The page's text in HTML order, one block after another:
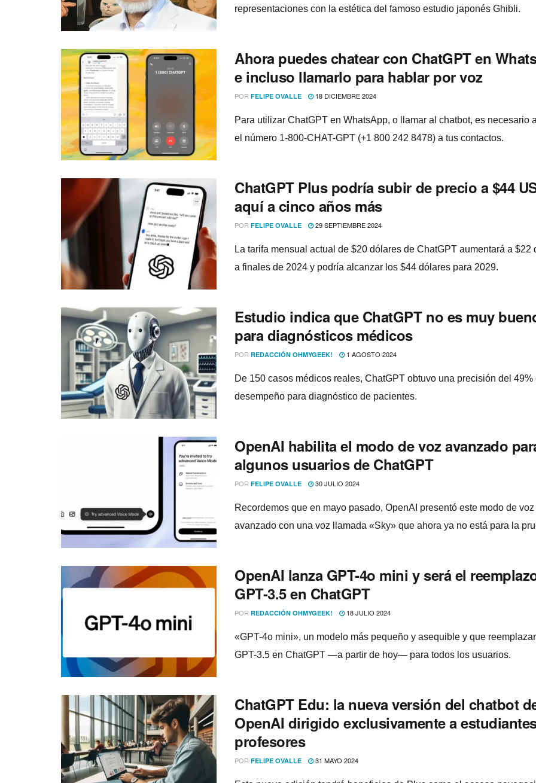
representaciones con la estética del famoso estudio japonés Ghibli.
Ahora puedes chatear con ChatGPT en
e incluso llamarlo para hablar por voz
POR FELIPE OVALLE 18 DICIEMBRE 2024
Para utilizar ChatGPT en WhatsApp, o llamar al chatbot, es necesario
el número 1-800-CHAT-GPT (+1 800 242 8478) a tus contactos.
ChatGPT Plus podría subir de precio a $44
aquí a cinco años más
POR FELIPE OVALLE 29 SEPTIEMBRE 2024
La tarifa mensual actual de $20 dólares de ChatGPT aumentará a $22
a finales de 2024 y podría alcanzar los $44 dólares para 2029.
Estudio indica que ChatGPT no es muy
para diagnósticos médicos
POR REDACCIÓN OHMYGEEK! 1 AGOSTO 2024
De 150 casos médicos reales, ChatGPT obtuvo una precisión del 49%
desempeño para diagnóstico de pacientes.
OpenAI habilita el modo de voz avanzado
algunos usuarios de ChatGPT
POR FELIPE OVALLE 30 JULIO 2024
Recordemos que en mayo pasado, OpenAI presentó este modo de voz
avanzado con una voz llamada «Sky» que ahora ya no está para la
OpenAI lanza GPT-4o mini y será el
GPT-3.5 en ChatGPT
POR REDACCIÓN OHMYGEEK! 18 JULIO 2024
«GPT-4o mini», un modelo más pequeño y asequible y que
GPT-3.5 en ChatGPT —a partir de hoy— para todos los usuarios.
ChatGPT Edu: la nueva versión del chatbot
OpenAI dirigido exclusivamente a
profesores
POR FELIPE OVALLE 31 MAYO 2024